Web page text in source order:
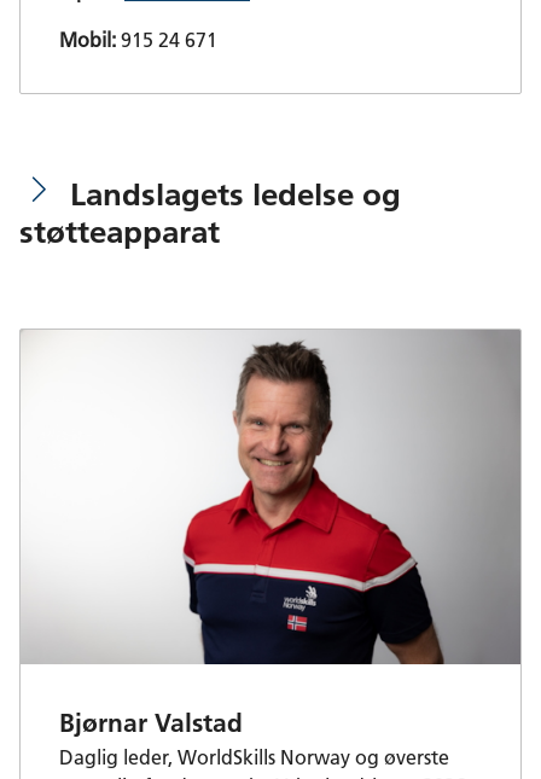
Mobil:915 24 671
Landslagets ledelse og
støtteapparat
Bjørnar Valstad
Daglig leder, WorldSkills Norway og øverste